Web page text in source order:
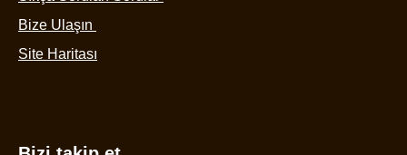
Bize Ulaşın
Site Haritası